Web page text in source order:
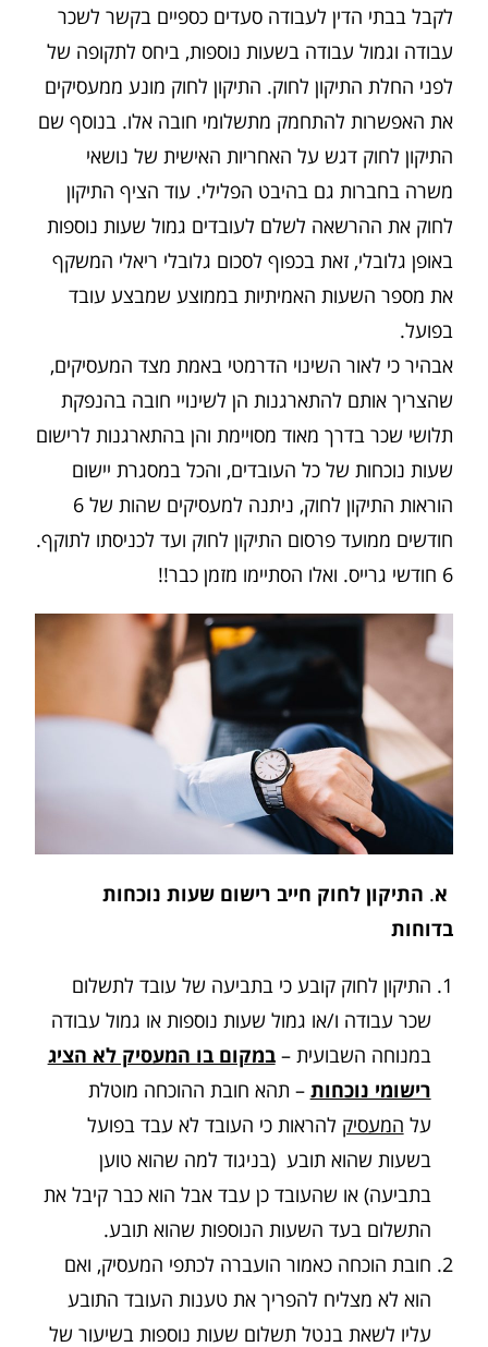
לקבל בבתי הדין לעבודה סעדים כספיים בקשר לשכר
עבודה וגמול עבודה בשעות נוספות, ביחס לתקופה של
לפני החלת התיקון לחוק. התיקון לחוק מונע ממעסיקים
את האפשרות להתחמק מתשלומי חובה אלו. בנוסף שם
התיקון לחוק דגש על האחריות האישית של נושאי
משרה בחברות גם בהיבט הפלילי. עוד הציף התיקון
לחוק את ההרשאה לשלם לעובדים גמול שעות נוספות
באופן גלובלי, זאת בכפוף לסכום גלובלי ריאלי המשקף
את מספר השעות האמיתיות בממוצע שמבצע עובד
בפועל.
אבהיר כי לאור השינוי הדרמטי באמת מצד המעסיקים,
שהצריך אותם להתארגנות הן לשינויי חובה בהנפקת
תלושי שכר בדרך מאוד מסויימת והן בהתארגנות לרישום
שעות נוכחות של כל העובדים, והכל במסגרת יישום
הוראות התיקון לחוק, ניתנה למעסיקים שהות של 6
חודשים ממועד פרסום התיקון לחוק ועד לכניסתו לתוקף.
6 חודשי גרייס. ואלו הסתיימו מזמן כבר!!
א. התיקון לחוק חייב רישום שעות נוכחות
בדוחות
התיקון לחוק קובע כי בתביעה של עובד לתשלום
שכר עבודה ו/או גמול שעות נוספות או גמול עבודה
במנוחה השבועית –במקום בו המעסיק לא הציג
רישומי נוכחות – תהא חובת ההוכחה מוטלת
על המעסיק להראות כי העובד לא עבד בפועל
בשעות שהוא תובע (בניגוד למה שהוא טוען
בתביעה) או שהעובד כן עבד אבל הוא כבר קיבל את
התשלום בעד השעות הנוספות שהוא תובע.
חובת הוכחה כאמור הועברה לכתפי המעסיק, ואם
הוא לא מצליח להפריך את טענות העובד התובע
עליו לשאת בנטל תשלום שעות נוספות בשיעור של